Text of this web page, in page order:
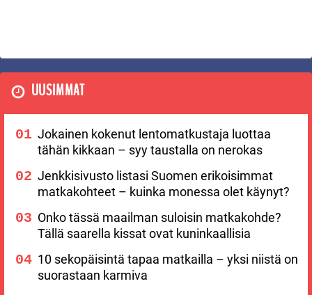
UUSIMMAT
Jokainen kokenut lentomatkustaja luottaa
tähän kikkaan – syy taustalla on nerokas
Jenkkisivusto listasi Suomen erikoisimmat
matkakohteet – kuinka monessa olet käynyt?
Onko tässä maailman suloisin matkakohde?
Tällä saarella kissat ovat kuninkaallisia
10 sekopäisintä tapaa matkailla – yksi niistä on
suorastaan karmiva